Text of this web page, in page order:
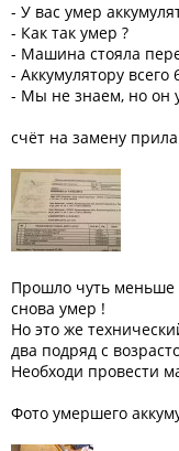
- У вас умер
- Как так умер ?
- Машина стояла
- Аккумулятору всего
- Мы не знаем, но он
счёт на замену
Прошло чуть меньше
снова умер !
Но это же
два подряд с
Необходи провести
Фото умершего